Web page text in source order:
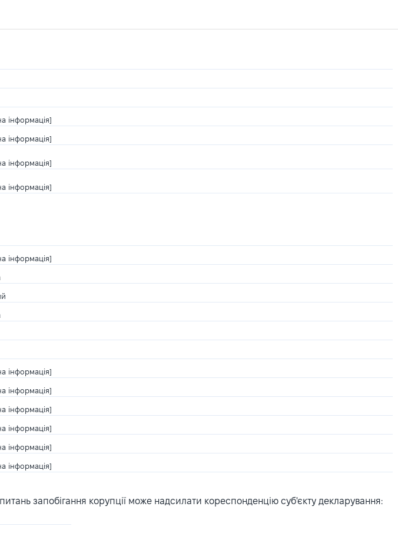
інформація]
інформація]
інформація]
інформація]
інформація]
інформація]
інформація]
інформація]
інформація]
інформація]
інформація]
запобігання корупції може надсилати кореспонденцію суб'єкту декларування: